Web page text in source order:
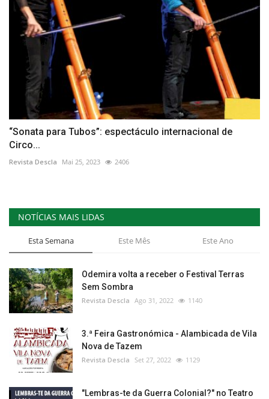
“Sonata para Tubos”: espectáculo internacional de
Circo...
Revista Descla Mai 25, 2023 2406
NOTÍCIAS MAIS LIDAS
Esta Semana Este Mês Este Ano
Odemira volta a receber o Festival Terras
Sem Sombra
Revista Descla Ago 31, 2022 1140
3.ª Feira Gastronómica - Alambicada de Vila
Nova de Tazem
Revista Descla Set 27, 2022 1129
"Lembras-te da Guerra Colonial?" no Teatro